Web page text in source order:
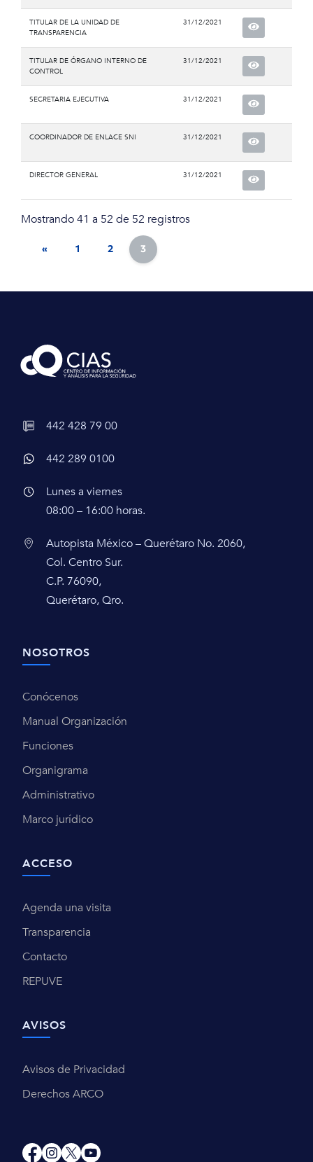
TITULAR DE LA UNIDAD DE
TRANSPARENCIA
31/12/2021
TITULAR DE ÓRGANO INTERNO DE
CONTROL
31/12/2021
SECRETARIA EJECUTIVA 31/12/2021
COORDINADOR DE ENLACE SNI 31/12/2021
DIRECTOR GENERAL 31/12/2021
Mostrando 41 a 52 de 52 registros
« 1 2 3
442 428 79 00
442 289 0100
Lunes a viernes
08:00 – 16:00 horas.
Autopista México – Querétaro No. 2060,
Col. Centro Sur.
C.P. 76090,
Querétaro, Qro.
NOSOTROS
Conócenos
Manual Organización
Funciones
Organigrama
Administrativo
Marco jurídico
ACCESO
Agenda una visita
Transparencia
Contacto
REPUVE
AVISOS
Avisos de Privacidad
Derechos ARCO